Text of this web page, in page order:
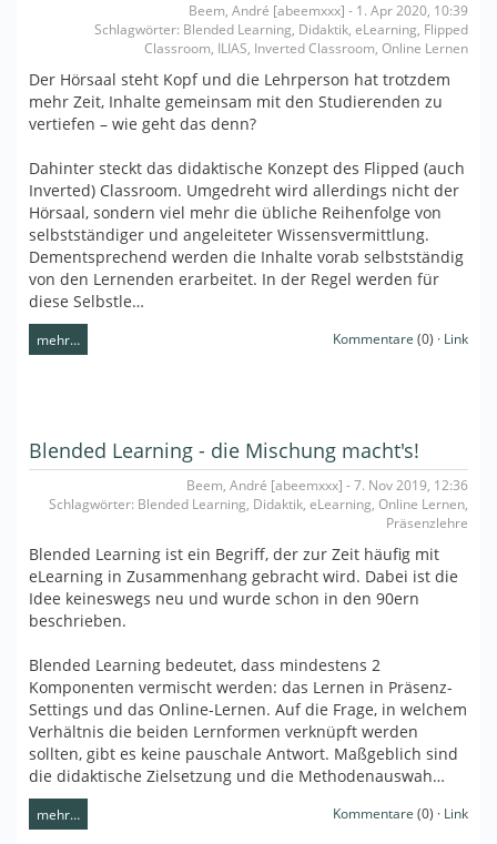
Beem, André [abeemxxx] - 1. Apr 2020, 10:39
Schlagwörter: Blended Learning, Didaktik, eLearning, Flipped
Classroom, ILIAS, Inverted Classroom, Online Lernen
Der Hörsaal steht Kopf und die Lehrperson hat trotzdem
mehr Zeit, Inhalte gemeinsam mit den Studierenden zu
vertiefen – wie geht das denn?
Dahinter steckt das didaktische Konzept des Flipped (auch
Inverted) Classroom. Umgedreht wird allerdings nicht der
Hörsaal, sondern viel mehr die übliche Reihenfolge von
selbstständiger und angeleiteter Wissensvermittlung.
Dementsprechend werden die Inhalte vorab selbstständig
von den Lernenden erarbeitet. In der Regel werden für
diese Selbstle…
mehr… Kommentare (0) · Link
Blended Learning - die Mischung macht's!
Beem, André [abeemxxx] - 7. Nov 2019, 12:36
Schlagwörter: Blended Learning, Didaktik, eLearning, Online Lernen,
Präsenzlehre
Blended Learning ist ein Begriff, der zur Zeit häufig mit
eLearning in Zusammenhang gebracht wird. Dabei ist die
Idee keineswegs neu und wurde schon in den 90ern
beschrieben.
Blended Learning bedeutet, dass mindestens 2
Komponenten vermischt werden: das Lernen in Präsenz-
Settings und das Online-Lernen. Auf die Frage, in welchem
Verhältnis die beiden Lernformen verknüpft werden
sollten, gibt es keine pauschale Antwort. Maßgeblich sind
die didaktische Zielsetzung und die Methodenauswah…
mehr… Kommentare (0) · Link